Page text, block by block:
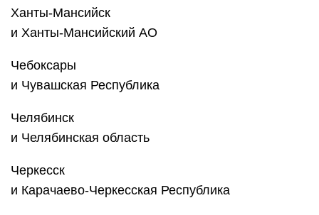
Ханты-Мансийск
и Ханты-Мансийский АО
Чебоксары
и Чувашская Республика
Челябинск
и Челябинская область
Черкесск
и Карачаево-Черкесская Республика